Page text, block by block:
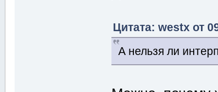
Цитата: westx от
А нельзя ли